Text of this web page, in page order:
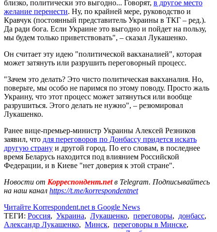
близко, политически это выгодно... Говорят, в другое место
желание перенести. Ну, по крайней мере, руководство и
Кравчук (постоянный представитель Украины в ТКГ – ред.).
Да ради бога. Если Украине это выгодно и пойдет на пользу,
мы будем только приветствовать", – сказал Лукашенко.
Он считает эту идею "политической вакханалией", которая
может затянуть или разрушить переговорный процесс.
"Зачем это делать? Это чисто политическая вакханалия. Но,
поверьте, мы особо не паримся по этому поводу. Просто жаль
Украину, что этот процесс может затянуться или вообще
разрушиться. Этого делать не нужно", – резюмировал
Лукашенко.
Ранее вице-премьер-министр Украины Алексей Резников
заявил, что для переговоров по Донбассу придется искать
другую страну и другой город. По его словам, в последнее
время Беларусь находится под влиянием Российской
Федерации, и в Киеве "нет доверия к этой стране".
Новости от Корреспондент.netв Telegram. Подписывайтесь
на наш канал https://t.me/korrespondentnet
Читайте Korrespondent.net в Google News
ТЕГИ: Россия, Украина, Лукашенко, переговоры, донбасс,
Александр Лукашенко, Минск, переговоры в Минске,